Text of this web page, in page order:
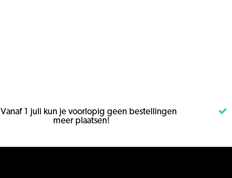
Vanaf 1 juli kun je voorlopig geen bestellingen
meer plaatsen!